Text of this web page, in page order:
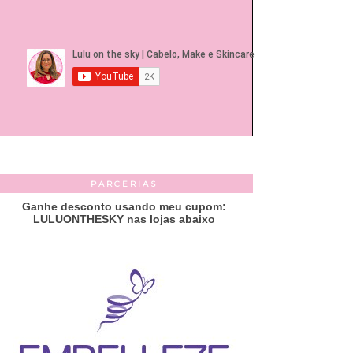
PARCERIAS
Ganhe desconto usando meu cupom:
LULUONTHESKY nas lojas abaixo